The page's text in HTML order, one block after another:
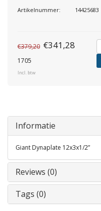
Artikelnummer: 14425683
€379,20 €341,28
1705
Incl. btw
Informatie
Giant Dynaplate 12x3x1/2”
Reviews (0)
Tags (0)